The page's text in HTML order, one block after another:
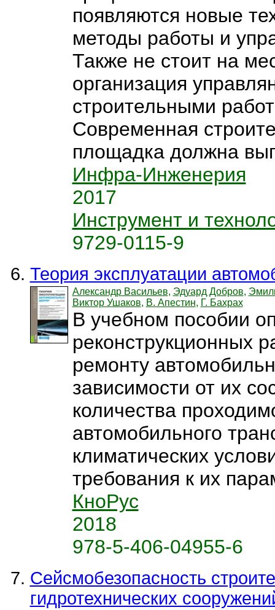
появляются новые
методы работы и
Также не стоит на
организация
строительными
Современная
площадка должна
Инфра-Инженерия
2017
Инструмент и
9729-0115-9
Теория эксплуатации
Александр Васильев, Эдуард Добров,
Виктор Ушаков, В. Апестин, Г. Бахрах
В учебном пособии
реконструкционных
ремонту
зависимости от их
количества
автомобильного
климатических
требования к их
КноРус
2018
978-5-406-04955-6
Сейсмобезопасность
гидротехнических